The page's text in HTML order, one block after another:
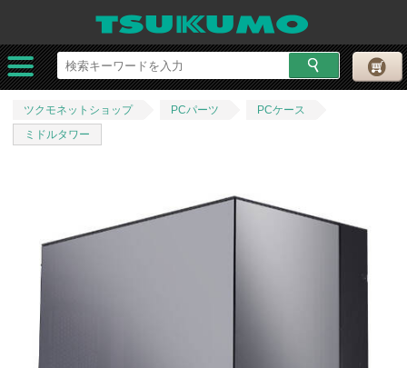
ツクモネットショップ PCパーツ
PCケース
ミドルタワー